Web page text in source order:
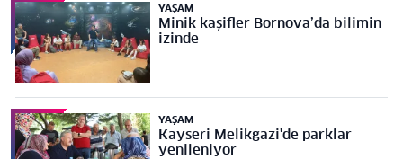
YAŞAM
Minik kaşifler Bornova’da bilimin
izinde
YAŞAM
Kayseri Melikgazi'de parklar
yenileniyor